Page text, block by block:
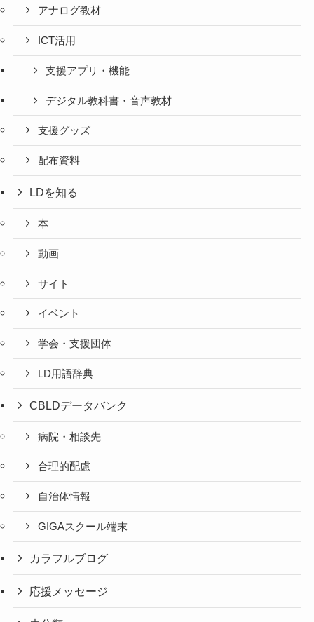
アナログ教材
ICT活用
支援アプリ・機能
デジタル教科書・音声教材
支援グッズ
配布資料
LDを知る
本
動画
サイト
イベント
学会・支援団体
LD用語辞典
CBLDデータバンク
病院・相談先
合理的配慮
自治体情報
GIGAスクール端末
カラフルブログ
応援メッセージ